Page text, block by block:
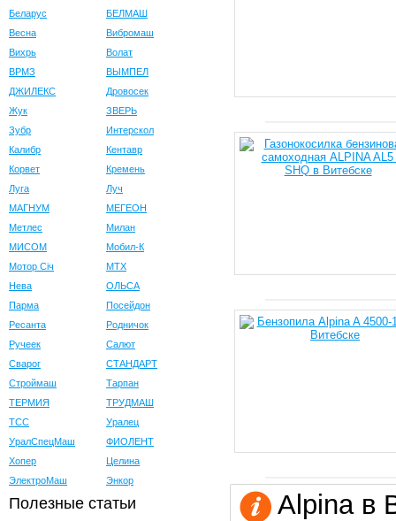
Беларус
БЕЛМАШ
Весна
Вибромаш
Вихрь
Волат
ВРМЗ
ВЫМПЕЛ
ДЖИЛЕКС
Дровосек
Жук
ЗВЕРЬ
Зубр
Интерскол
Калибр
Кентавр
Корвет
Кремень
Луга
Луч
МАГНУМ
МЕГЕОН
Метлес
Милан
МИСОМ
Мобил-К
Мотор Сiч
МТХ
Нева
ОЛЬСА
Парма
Посейдон
Ресанта
Родничок
Ручеек
Салют
Сварог
СТАНДАРТ
Строймаш
Тарпан
ТЕРМИЯ
ТРУДМАШ
ТСС
Уралец
УралСпецМаш
ФИОЛЕНТ
Хопер
Целина
ЭлектроМаш
Энкор
Полезные статьи Alpina в